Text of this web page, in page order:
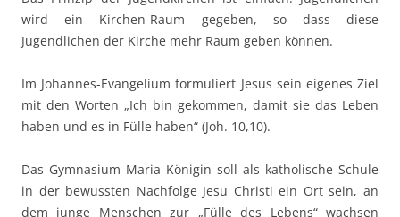
wird ein Kirchen-Raum gegeben, so dass diese
Jugendlichen der Kirche mehr Raum geben können.
Im Johannes-Evangelium formuliert Jesus sein eigenes Ziel
mit den Worten „Ich bin gekommen, damit sie das Leben
haben und es in Fülle haben“ (Joh. 10,10).
Das Gymnasium Maria Königin soll als katholische Schule
in der bewussten Nachfolge Jesu Christi ein Ort sein, an
dem junge Menschen zur „Fülle des Lebens“ wachsen